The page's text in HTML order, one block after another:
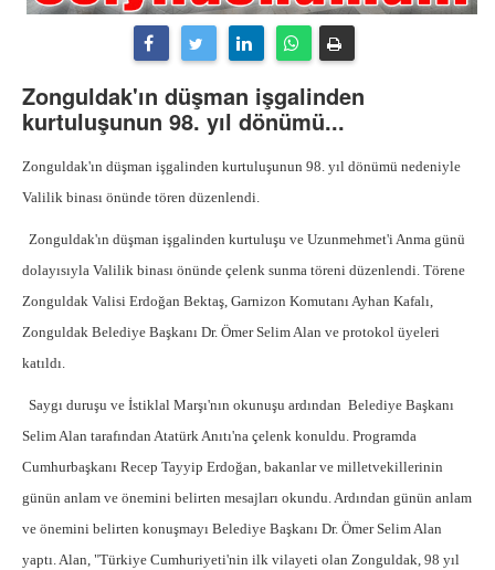
Zonguldak'ın düşman işgalinden
kurtuluşunun 98. yıl dönümü...
Zonguldak'ın düşman işgalinden kurtuluşunun 98. yıl dönümü nedeniyle
Valilik binası önünde tören düzenlendi.
Zonguldak'ın düşman işgalinden kurtuluşu ve Uzunmehmet'i Anma günü
dolayısıyla Valilik binası önünde çelenk sunma töreni düzenlendi. Törene
Zonguldak Valisi Erdoğan Bektaş, Garnizon Komutanı Ayhan Kafalı,
Zonguldak Belediye Başkanı Dr. Ömer Selim Alan ve protokol üyeleri
katıldı.
Saygı duruşu ve İstiklal Marşı'nın okunuşu ardından Belediye Başkanı
Selim Alan tarafından Atatürk Anıtı'na çelenk konuldu. Programda
Cumhurbaşkanı Recep Tayyip Erdoğan, bakanlar ve milletvekillerinin
günün anlam ve önemini belirten mesajları okundu. Ardından günün anlam
ve önemini belirten konuşmayı Belediye Başkanı Dr. Ömer Selim Alan
yaptı. Alan, "Türkiye Cumhuriyeti'nin ilk vilayeti olan Zonguldak, 98 yıl